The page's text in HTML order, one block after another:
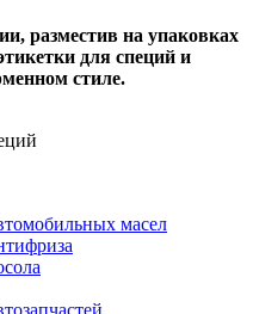
разместив на упаковках
для специй и
стиле.
масел